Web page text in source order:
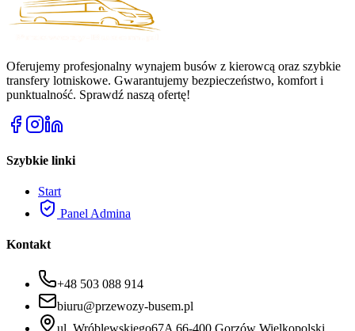
Oferujemy profesjonalny wynajem busów z kierowcą oraz szybkie
transfery lotniskowe. Gwarantujemy bezpieczeństwo, komfort i
punktualność. Sprawdź naszą ofertę!
Szybkie linki
Start
Panel Admina
Kontakt
+48 503 088 914
biuru@przewozy-busem.pl
ul. Wróblewskiego67A 66-400 Gorzów Wielkopolski.